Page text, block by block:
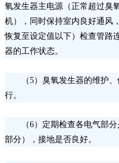
氧发生器主电源（正常超过臭
机），同时保持室内良好通风
恢复至设定值以下）检查管路
器的工作状态。
（5）臭氧发生器的维护
行。
（6）定期检查各电气部
部分），接地是否良好。